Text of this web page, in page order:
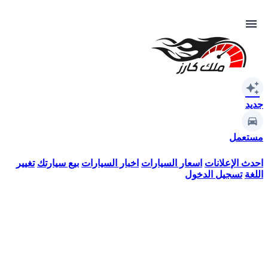
menu
auto_awesome
جديد
مستعمل
احدث الإعلانات اسعار السيارات اخبار السيارات بيع سيارتك تغيير
اللغة تسجيل الدخول